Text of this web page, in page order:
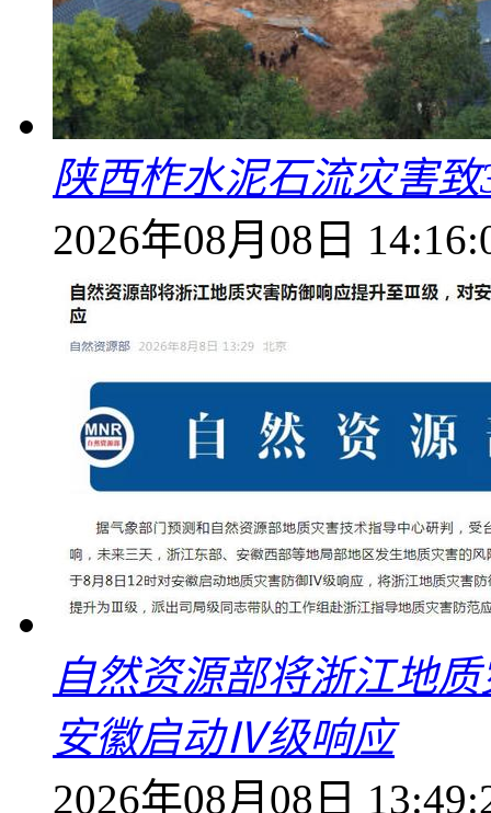
陕西柞水泥石流灾害
2026年08月08日
自然资源部将浙江地
安徽启动Ⅳ级响应
2026年08月08日